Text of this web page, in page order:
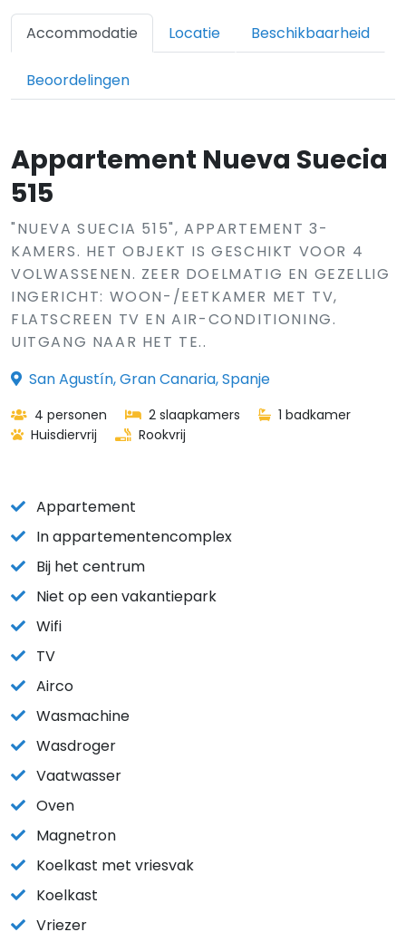
Accommodatie Locatie Beschikbaarheid
Beoordelingen
Appartement Nueva Suecia
515
"NUEVA SUECIA 515", APPARTEMENT 3-
KAMERS. HET OBJEKT IS GESCHIKT VOOR 4
VOLWASSENEN. ZEER DOELMATIG EN GEZELLIG
INGERICHT: WOON-/EETKAMER MET TV,
FLATSCREEN TV EN AIR-CONDITIONING.
UITGANG NAAR HET TE..
San Agustín, Gran Canaria, Spanje
4 personen 2 slaapkamers
1 badkamer
Huisdiervrij
Rookvrij
Appartement
In appartementencomplex
Bij het centrum
Niet op een vakantiepark
Wifi
TV
Airco
Wasmachine
Wasdroger
Vaatwasser
Oven
Magnetron
Koelkast met vriesvak
Koelkast
Vriezer